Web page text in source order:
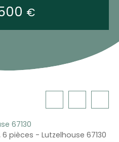
€
67130
pièces - Lutzelhouse 67130